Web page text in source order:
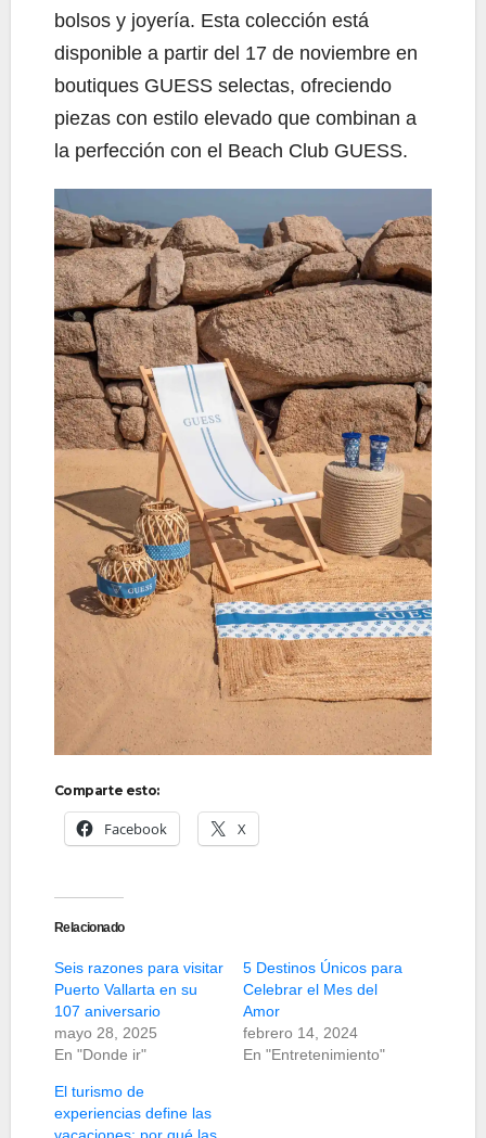
bolsos y joyería. Esta colección está
disponible a partir del 17 de noviembre en
boutiques GUESS selectas, ofreciendo
piezas con estilo elevado que combinan a
la perfección con el Beach Club GUESS.
Comparte esto:
Facebook X
Relacionado
Seis razones para visitar
Puerto Vallarta en su
107 aniversario
mayo 28, 2025
En "Donde ir"
5 Destinos Únicos para
Celebrar el Mes del
Amor
febrero 14, 2024
En "Entretenimiento"
El turismo de
experiencias define las
vacaciones: por qué las